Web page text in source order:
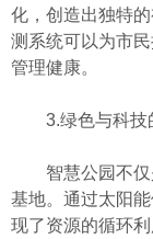
化，创造出独特
测系统可以为市
管理健康。
3.绿色与科技
智慧公园不仅
基地。通过太阳
现了资源的循环